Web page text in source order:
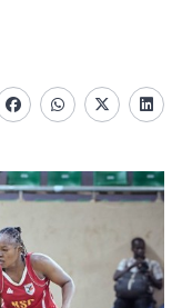
FacebookwhatsappTwitter